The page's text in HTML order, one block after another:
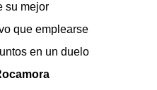
su mejor
que emplearse
en un duelo